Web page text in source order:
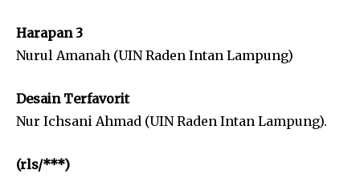
Harapan 3
Nurul Amanah (UIN Raden Intan Lampung)
Desain Terfavorit
Nur Ichsani Ahmad (UIN Raden Intan Lampung).
(rls/***)